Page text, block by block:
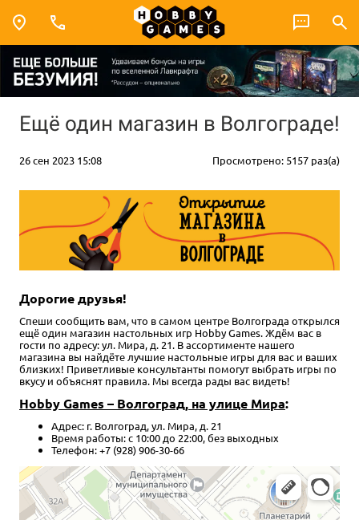
Ещё один магазин в Волгограде!
26 сен 2023 15:08 Просмотрено: 5157 раз(а)
Дорогие друзья!
Спеши сообщить вам, что в самом центре Волгограда открылся
ещё один магазин настольных игр Hobby Games. Ждём вас в
гости по адресу: ул. Мира, д. 21. В ассортименте нашего
магазина вы найдёте лучшие настольные игры для вас и ваших
близких! Приветливые консультанты помогут выбрать игры по
вкусу и объяснят правила. Мы всегда рады вас видеть!
Hobby Games – Волгоград, на улице Мира:
Адрес: г. Волгоград, ул. Мира, д. 21
Время работы: с 10:00 до 22:00, без выходных
Телефон: +7 (928) 906-30-66